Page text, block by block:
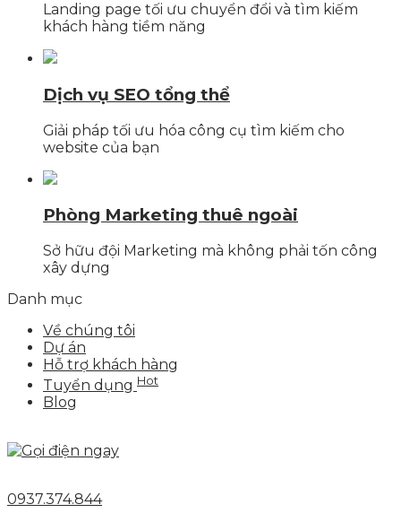
Landing page tối ưu chuyển đổi và tìm kiếm
khách hàng tiềm năng
Dịch vụ SEO tổng thể
Giải pháp tối ưu hóa công cụ tìm kiếm cho
website của bạn
Phòng Marketing thuê ngoài
Sở hữu đội Marketing mà không phải tốn công
xây dựng
Danh mục
Về chúng tôi
Dự án
Hỗ trợ khách hàng
Tuyển dụng Hot
Blog
0937.374.844